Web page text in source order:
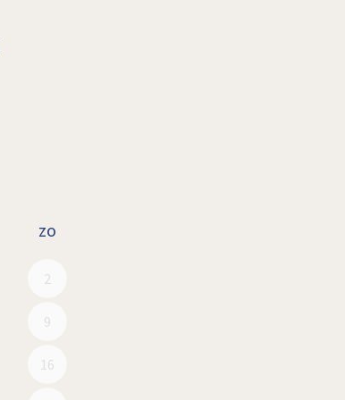
zo
2
9
16